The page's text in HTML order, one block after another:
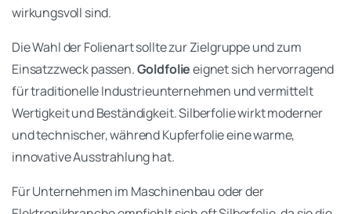
wirkungsvoll sind.
Die Wahl der Folienart sollte zur Zielgruppe und zum
Einsatzzweck passen.Goldfolieeignet sich hervorragend
für traditionelle Industrieunternehmen und vermittelt
Wertigkeit und Beständigkeit. Silberfolie wirkt moderner
und technischer, während Kupferfolie eine warme,
innovative Ausstrahlung hat.
Für Unternehmen im Maschinenbau oder der